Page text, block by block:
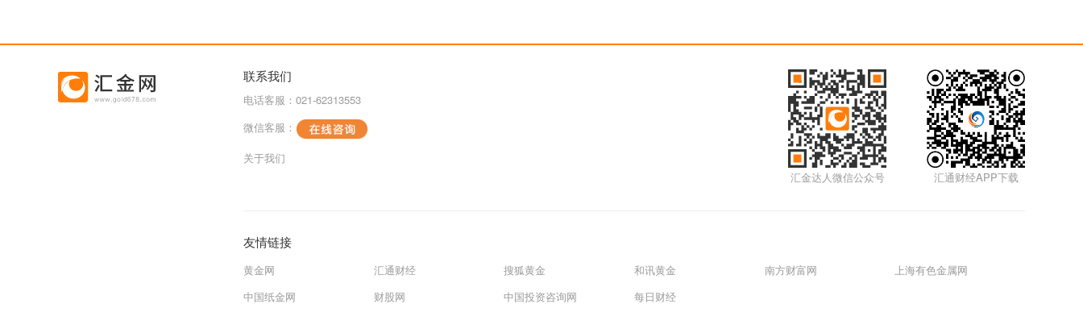
联系我们
电话客服：021-62313553
微信客服：
关于我们
汇通财经APP下载
汇金达人微信公众号
友情链接
黄金网 汇通财经 搜狐黄金 和讯黄金 南方财富网
上海有色金属网
中国纸金网
财股网 中国投资咨询网 每日财经